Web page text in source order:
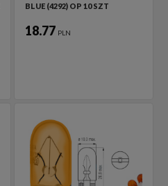
BLUE (4292) OP 10 SZT
18.77 PLN